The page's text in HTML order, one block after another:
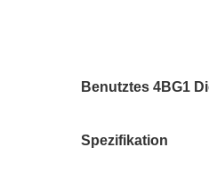
Benutztes 4BG1
Spezifikation